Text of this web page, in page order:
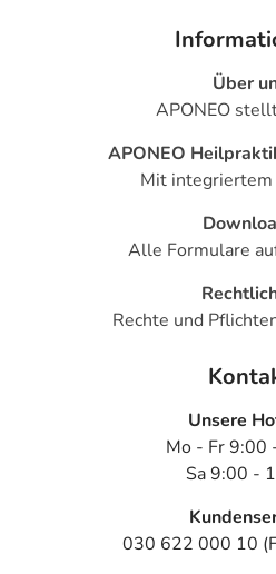
Über
APONEO
APONEO
Mit
Alle Formulare
Rechte und
Unsere
Mo - Fr 9:00
Sa 9:00 -
030 622 000 10